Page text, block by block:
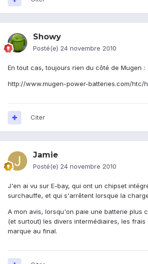
Showy
Posté(e) 24 novembre 2010
En tout cas, toujours rien du côté de Mugen :
http://www.mugen-power-batteries.com/htc/
Citer
Jamie
Posté(e) 24 novembre 2010
J'en ai vu sur E-bay, qui ont un chipset
surchauffe, et qui s'arrêtent lorsque la
A mon avis, lorsqu'on paie une batterie plus
(et surtout) les divers intermédiaires, les
marque au final.